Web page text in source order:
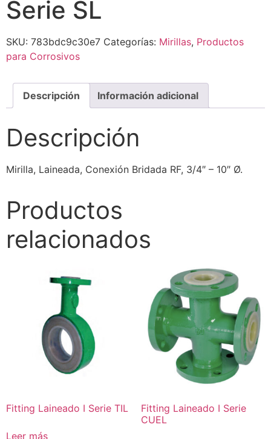
Serie SL
SKU: 783bdc9c30e7 Categorías: Mirillas, Productos
para Corrosivos
Descripción Información adicional
Descripción
Mirilla, Laineada, Conexión Bridada RF, 3/4″ – 10″ Ø.
Productos
relacionados
Fitting Laineado I Serie TIL
Leer más
Fitting Laineado I Serie
CUEL